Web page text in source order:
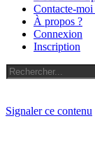
Contacte-moi
À propos ?
Connexion
Inscription
Signaler ce contenu